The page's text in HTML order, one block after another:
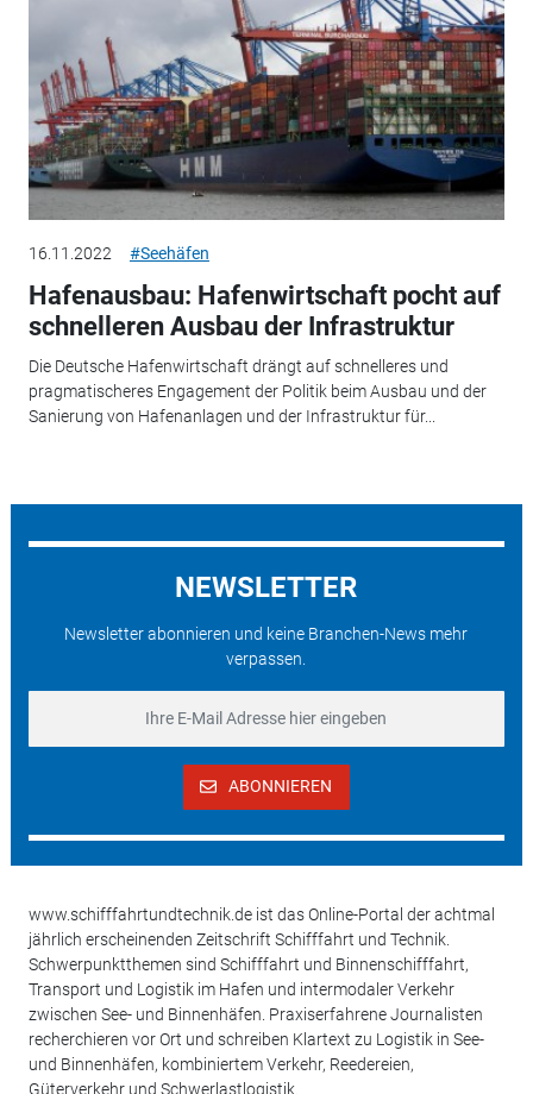
16.11.2022 #Seehäfen
Hafenausbau: Hafenwirtschaft pocht auf
schnelleren Ausbau der Infrastruktur
Die Deutsche Hafenwirtschaft drängt auf schnelleres und
pragmatischeres Engagement der Politik beim Ausbau und der
Sanierung von Hafenanlagen und der Infrastruktur für...
NEWSLETTER
Newsletter abonnieren und keine Branchen-News mehr
verpassen.
ABONNIEREN
www.schifffahrtundtechnik.de ist das Online-Portal der achtmal
jährlich erscheinenden Zeitschrift Schifffahrt und Technik.
Schwerpunktthemen sind Schifffahrt und Binnenschifffahrt,
Transport und Logistik im Hafen und intermodaler Verkehr
zwischen See- und Binnenhäfen. Praxiserfahrene Journalisten
recherchieren vor Ort und schreiben Klartext zu Logistik in See-
und Binnenhäfen, kombiniertem Verkehr, Reedereien,
Güterverkehr und Schwerlastlogistik.